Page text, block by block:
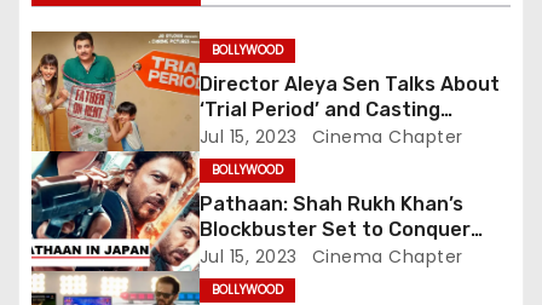
i
g
a
t
i
o
BOLLYWOOD
Director Aleya Sen Talks About
‘Trial Period’ and Casting
Choices for the Unconventional
Family Drama Starring Genelia
Deshmukh
Jul 15, 2023 Cinema Chapter
BOLLYWOOD
Pathaan: Shah Rukh Khan’s
Blockbuster Set to Conquer
Japanese Box Office, Aiming to
Challenge RRR’s Legacy
Jul 15, 2023 Cinema Chapter
BOLLYWOOD